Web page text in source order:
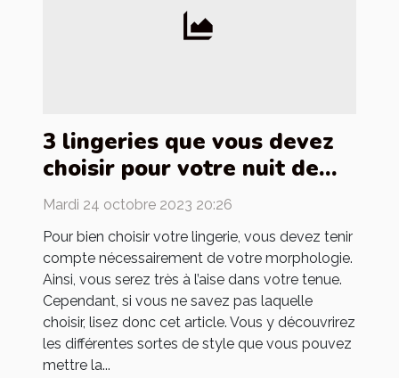
3 lingeries que vous devez
choisir pour votre nuit de
noces
Mardi 24 octobre 2023 20:26
Pour bien choisir votre lingerie, vous devez tenir
compte nécessairement de votre morphologie.
Ainsi, vous serez très à l’aise dans votre tenue.
Cependant, si vous ne savez pas laquelle
choisir, lisez donc cet article. Vous y découvrirez
les différentes sortes de style que vous pouvez
mettre la...